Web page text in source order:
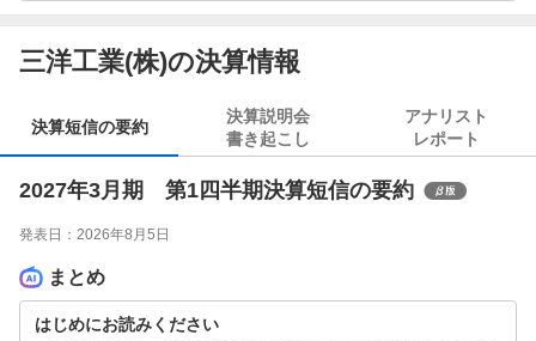
三洋工業(株)の決算情報
決算短信の要約
決算説明会
書き起こし
アナリスト
レポート
2027年3月期 第1四半期決算短信の要約
発表日： 2026年8月5日
まとめ
はじめにお読みください